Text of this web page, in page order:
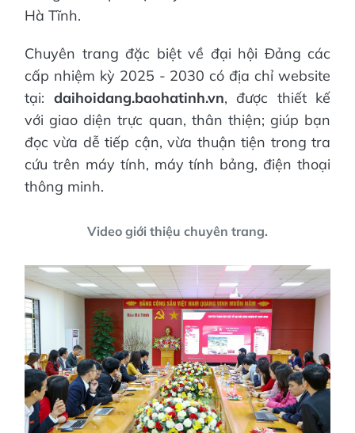
Hà Tĩnh.
Chuyên trang đặc biệt về đại hội Đảng các
cấp nhiệm kỳ 2025 - 2030 có địa chỉ website
tại: daihoidang.baohatinh.vn, được thiết kế
với giao diện trực quan, thân thiện; giúp bạn
đọc vừa dễ tiếp cận, vừa thuận tiện trong tra
cứu trên máy tính, máy tính bảng, điện thoại
thông minh.
Video giới thiệu chuyên trang.